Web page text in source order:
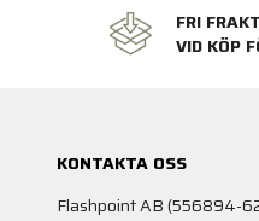
FRI
VID KÖP
KONTAKTA OSS
Flashpoint AB (556894-